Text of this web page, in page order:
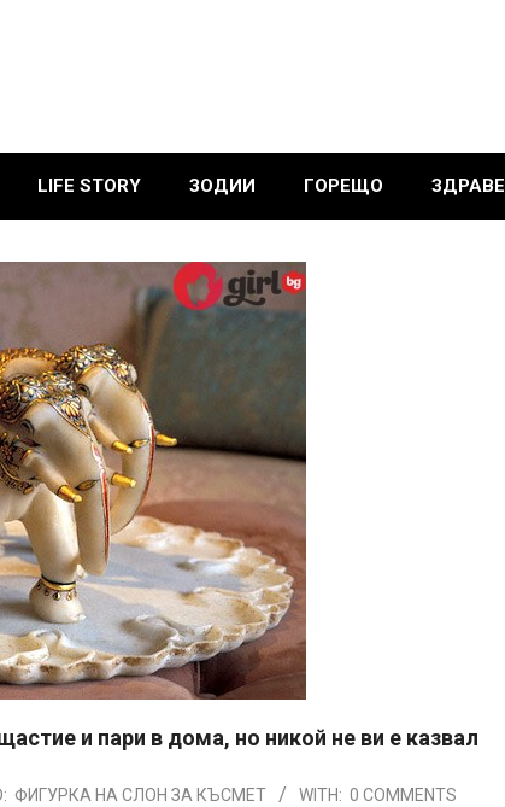
LIFE STORY ЗОДИИ ГОРЕЩО ЗДРАВЕ
и пари в дома, но никой не ви е казвал
ФИГУРКА НА СЛОН ЗА КЪСМЕТ WITH: 0 COMMENTS